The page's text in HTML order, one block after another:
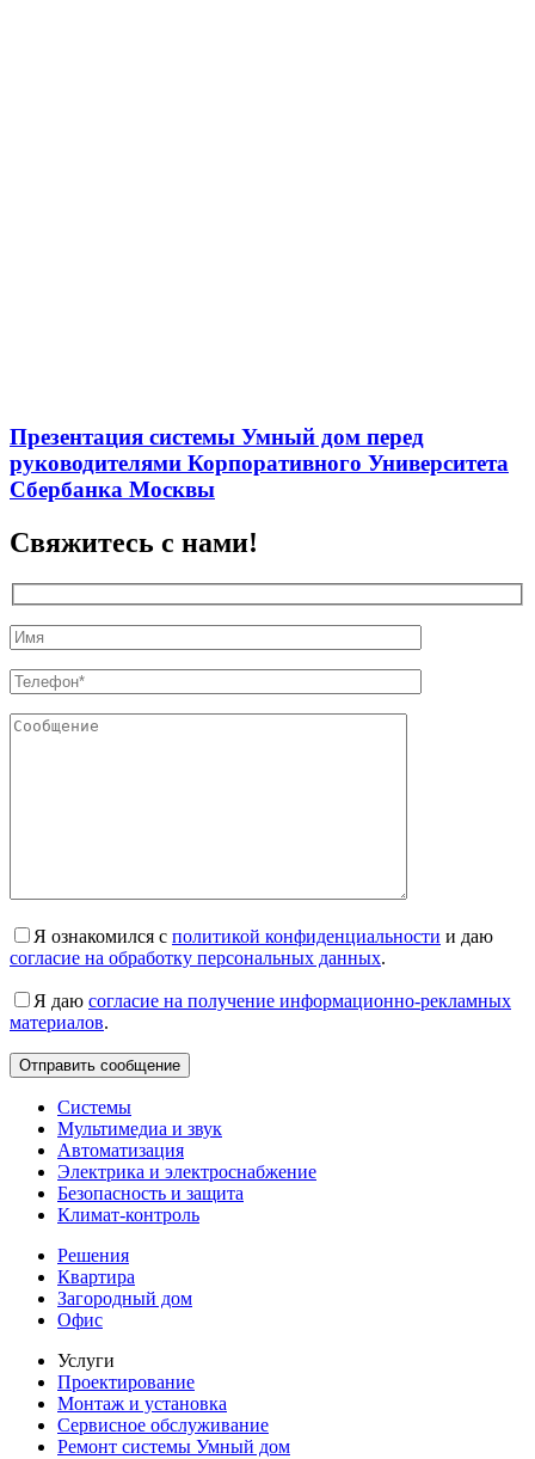
Презентация системы Умный дом перед
руководителями Корпоративного Университета
Сбербанка Москвы
Свяжитесь с нами!
Я ознакомился с политикой конфиденциальности и даю
согласие на обработку персональных данных.
Я даю согласие на получение информационно-рекламных
материалов.
Системы
Мультимедиа и звук
Автоматизация
Электрика и электроснабжение
Безопасность и защита
Климат-контроль
Решения
Квартира
Загородный дом
Офис
Услуги
Проектирование
Монтаж и установка
Сервисное обслуживание
Ремонт системы Умный дом